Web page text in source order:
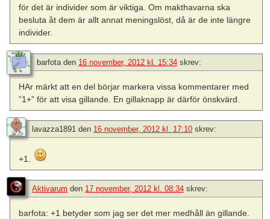
för det är individer som är viktiga. Om makthavarna ska
besluta åt dem är allt annat meningslöst, då är de inte längre
individer.
barfota den 16 november, 2012 kl. 15:34 skrev:
HAr märkt att en del börjar markera vissa kommentarer med
”1+” för att visa gillande. En gillaknapp är därför önskvärd.
lavazza1891 den 16 november, 2012 kl. 17:10 skrev:
+1.
Aktivarum den 17 november, 2012 kl. 08:34 skrev:
barfota: +1 betyder som jag ser det mer medhåll än gillande.